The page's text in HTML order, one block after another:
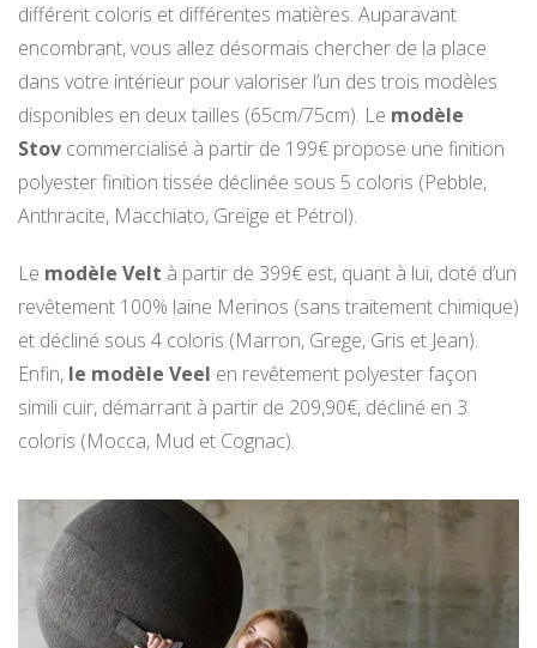
différent coloris et différentes matières. Auparavant
encombrant, vous allez désormais chercher de la place
dans votre intérieur pour valoriser l’un des trois modèles
disponibles en deux tailles (65cm/75cm). Le modèle
Stov commercialisé à partir de 199€ propose une finition
polyester finition tissée déclinée sous 5 coloris (Pebble,
Anthracite, Macchiato, Greige et Pétrol).
Le modèle Velt à partir de 399€ est, quant à lui, doté d’un
revêtement 100% laine Merinos (sans traitement chimique)
et décliné sous 4 coloris (Marron, Grege, Gris et Jean).
Enfin, le modèle Veel en revêtement polyester façon
simili cuir, démarrant à partir de 209,90€, décliné en 3
coloris (Mocca, Mud et Cognac).